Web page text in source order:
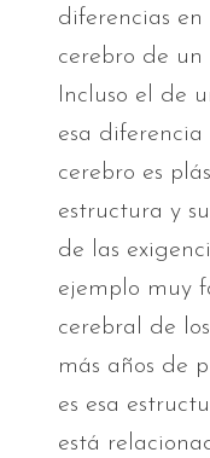
diferencias en
cerebro de un
Incluso el de
esa diferencia
cerebro es
estructura y
de las
ejemplo muy
cerebral de
más años de
es esa
está